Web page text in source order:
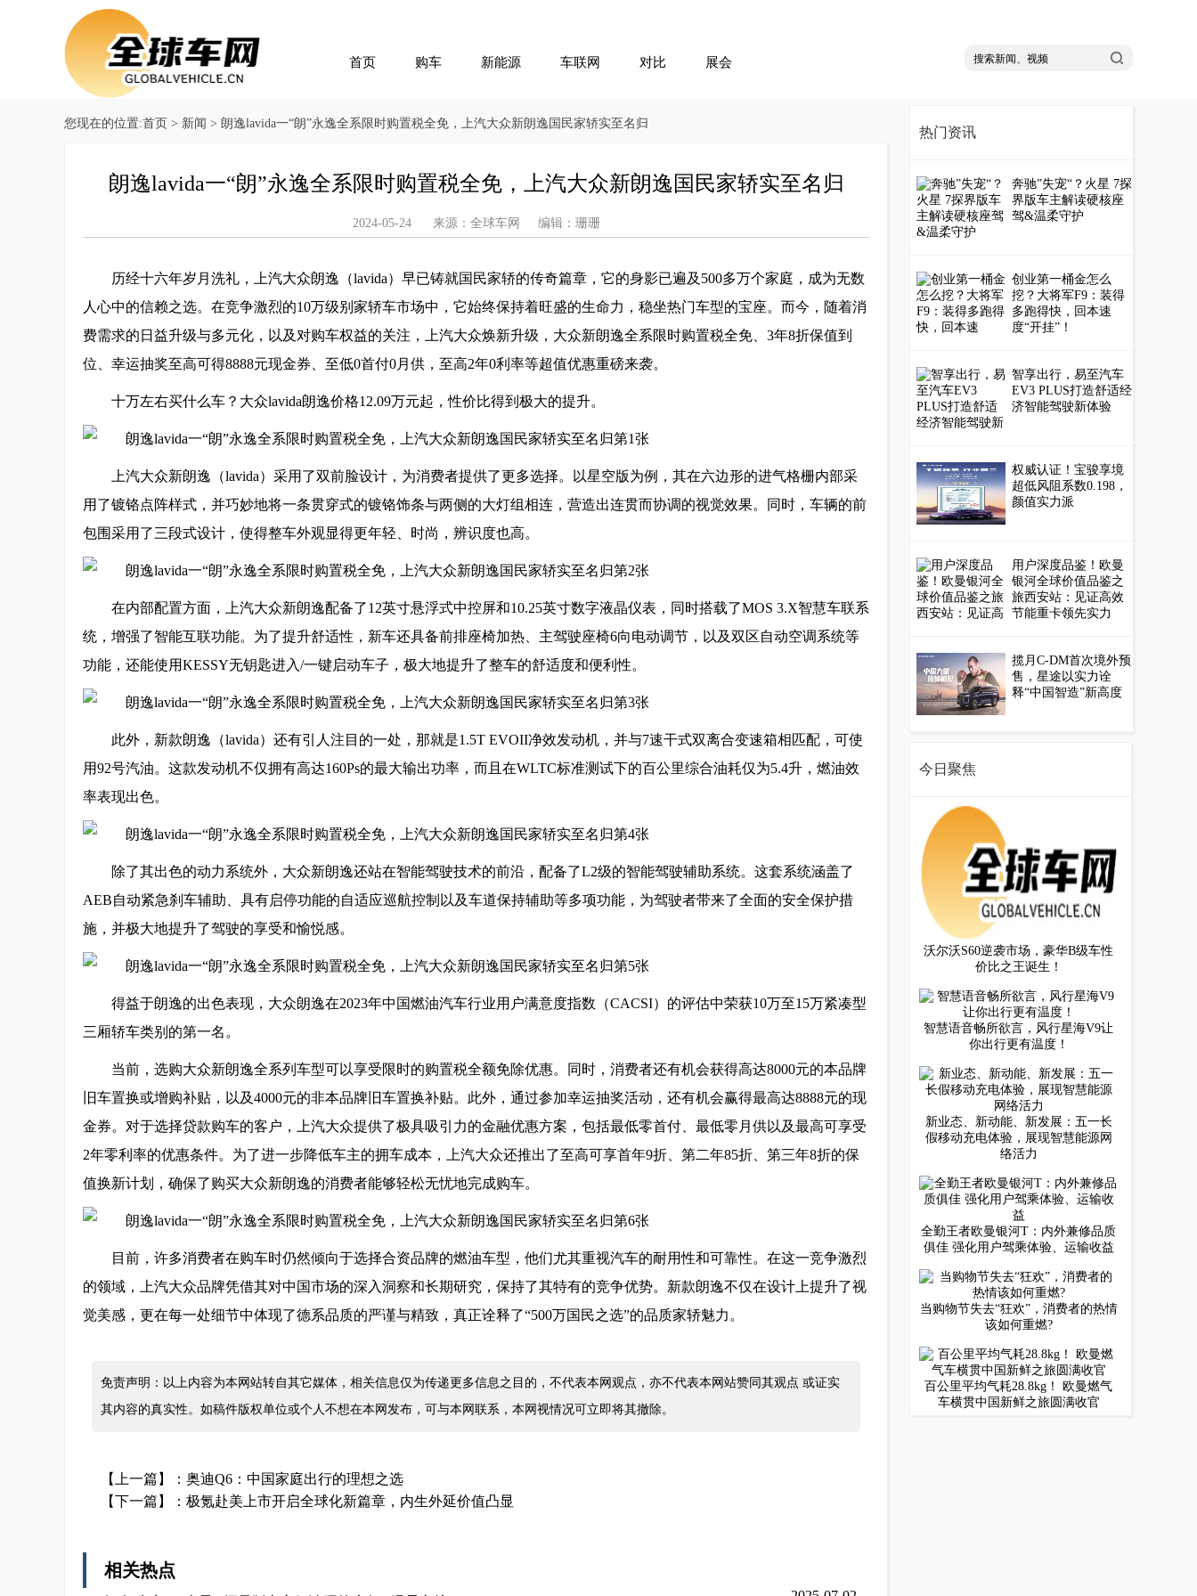
首页 购车 新能源 车联网 对比 展会
您现在的位置:首页 > 新闻 > ​朗逸lavida一“朗”永逸全系限时购置税全免，上汽大众新朗逸国民家轿实至名归
​朗逸lavida一“朗”永逸全系限时购置税全免，上汽大众新朗逸国民家轿实至名归
2024-05-24 来源：全球车网 编辑：珊珊
历经十六年岁月洗礼，上汽大众朗逸（lavida）早已铸就国民家轿的传奇篇章，它的身影已遍及500多万个家庭，成为无数
人心中的信赖之选。在竞争激烈的10万级别家轿车市场中，它始终保持着旺盛的生命力，稳坐热门车型的宝座。而今，随着消
费需求的日益升级与多元化，以及对购车权益的关注，上汽大众焕新升级，大众新朗逸全系限时购置税全免、3年8折保值到
位、幸运抽奖至高可得8888元现金券、至低0首付0月供，至高2年0利率等超值优惠重磅来袭。
十万左右买什么车？大众lavida朗逸价格12.09万元起，性价比得到极大的提升。
上汽大众新朗逸（lavida）采用了双前脸设计，为消费者提供了更多选择。以星空版为例，其在六边形的进气格栅内部采
用了镀铬点阵样式，并巧妙地将一条贯穿式的镀铬饰条与两侧的大灯组相连，营造出连贯而协调的视觉效果。同时，车辆的前
包围采用了三段式设计，使得整车外观显得更年轻、时尚，辨识度也高。
在内部配置方面，上汽大众新朗逸配备了12英寸悬浮式中控屏和10.25英寸数字液晶仪表，同时搭载了MOS 3.X智慧车联系
统，增强了智能互联功能。为了提升舒适性，新车还具备前排座椅加热、主驾驶座椅6向电动调节，以及双区自动空调系统等
功能，还能使用KESSY无钥匙进入/一键启动车子，极大地提升了整车的舒适度和便利性。
此外，新款朗逸（lavida）还有引人注目的一处，那就是1.5T EVOII净效发动机，并与7速干式双离合变速箱相匹配，可使
用92号汽油。这款发动机不仅拥有高达160Ps的最大输出功率，而且在WLTC标准测试下的百公里综合油耗仅为5.4升，燃油效
率表现出色。
除了其出色的动力系统外，大众新朗逸还站在智能驾驶技术的前沿，配备了L2级的智能驾驶辅助系统。这套系统涵盖了
AEB自动紧急刹车辅助、具有启停功能的自适应巡航控制以及车道保持辅助等多项功能，为驾驶者带来了全面的安全保护措
施，并极大地提升了驾驶的享受和愉悦感。
得益于朗逸的出色表现，大众朗逸在2023年中国燃油汽车行业用户满意度指数（CACSI）的评估中荣获10万至15万紧凑型
三厢轿车类别的第一名。
当前，选购大众新朗逸全系列车型可以享受限时的购置税全额免除优惠。同时，消费者还有机会获得高达8000元的本品牌
旧车置换或增购补贴，以及4000元的非本品牌旧车置换补贴。此外，通过参加幸运抽奖活动，还有机会赢得最高达8888元的现
金券。对于选择贷款购车的客户，上汽大众提供了极具吸引力的金融优惠方案，包括最低零首付、最低零月供以及最高可享受
2年零利率的优惠条件。为了进一步降低车主的拥车成本，上汽大众还推出了至高可享首年9折、第二年85折、第三年8折的保
值换新计划，确保了购买大众新朗逸的消费者能够轻松无忧地完成购车。
目前，许多消费者在购车时仍然倾向于选择合资品牌的燃油车型，他们尤其重视汽车的耐用性和可靠性。在这一竞争激烈
的领域，上汽大众品牌凭借其对中国市场的深入洞察和长期研究，保持了其特有的竞争优势。新款朗逸不仅在设计上提升了视
觉美感，更在每一处细节中体现了德系品质的严谨与精致，真正诠释了“500万国民之选”的品质家轿魅力。
免责声明：以上内容为本网站转自其它媒体，相关信息仅为传递更多信息之目的，不代表本网观点，亦不代表本网站赞同其观点 或证实
其内容的真实性。如稿件版权单位或个人不想在本网发布，可与本网联系，本网视情况可立即将其撤除。
【上一篇】： 奥迪Q6：中国家庭出行的理想之选
【下一篇】： 极氪赴美上市开启全球化新篇章，内生外延价值凸显
相关热点
热门资讯
奔驰”失宠“？火星 7探
界版车主解读硬核座
驾&温柔守护
创业第一桶金怎么
挖？大将军F9：装得
多跑得快，回本速
度“开挂”！
智享出行，易至汽车
EV3 PLUS打造舒适经
济智能驾驶新体验
权威认证！宝骏享境
超低风阻系数0.198，
颜值实力派
用户深度品鉴！欧曼
银河全球价值品鉴之
旅西安站：见证高效
节能重卡领先实力
揽月C-DM首次境外预
售，星途以实力诠
释“中国智造”新高度
今日聚焦
沃尔沃S60逆袭市场，豪华B级车性
价比之王诞生！
智慧语音畅所欲言，风行星海V9让
你出行更有温度！
新业态、新动能、新发展：五一长
假移动充电体验，展现智慧能源网
络活力
全勤王者欧曼银河T：内外兼修品质
俱佳 强化用户驾乘体验、运输收益
当购物节失去“狂欢”，消费者的热情
该如何重燃?
百公里平均气耗28.8kg！ 欧曼燃气
车横贯中国新鲜之旅圆满收官